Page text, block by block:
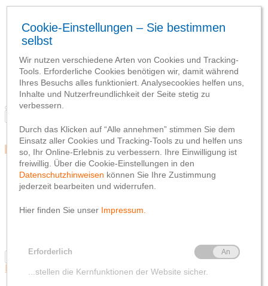
Team
Social Media
Netiquette
Datenschutzhinweis
Impressum
Blog
Team
Social Media
Netiquette
Innovation